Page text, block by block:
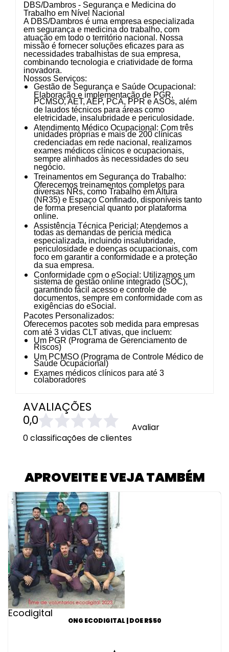
DBS/Dambros - Segurança e Medicina do
Trabalho em Nível Nacional
A DBS/Dambros é uma empresa especializada
em segurança e medicina do trabalho, com
atuação em todo o território nacional. Nossa
missão é fornecer soluções eficazes para as
necessidades trabalhistas de sua empresa,
combinando tecnologia e criatividade de forma
inovadora.
Nossos Serviços:
Gestão de Segurança e Saúde Ocupacional:
Elaboração e implementação de PGR,
PCMSO, AET, AEP, PCA, PPR e ASOs, além
de laudos técnicos para áreas como
eletricidade, insalubridade e periculosidade.
Atendimento Médico Ocupacional: Com três
unidades próprias e mais de 200 clínicas
credenciadas em rede nacional, realizamos
exames médicos clínicos e ocupacionais,
sempre alinhados às necessidades do seu
negócio.
Treinamentos em Segurança do Trabalho:
Oferecemos treinamentos completos para
diversas NRs, como Trabalho em Altura
(NR35) e Espaço Confinado, disponíveis tanto
de forma presencial quanto por plataforma
online.
Assistência Técnica Pericial: Atendemos a
todas as demandas de perícia médica
especializada, incluindo insalubridade,
periculosidade e doenças ocupacionais, com
foco em garantir a conformidade e a proteção
da sua empresa.
Conformidade com o eSocial: Utilizamos um
sistema de gestão online integrado (SOC),
garantindo fácil acesso e controle de
documentos, sempre em conformidade com as
exigências do eSocial.
Pacotes Personalizados:
Oferecemos pacotes sob medida para empresas
com até 3 vidas CLT ativas, que incluem:
Um PGR (Programa de Gerenciamento de
Riscos)
Um PCMSO (Programa de Controle Médico de
Saúde Ocupacional)
Exames médicos clínicos para até 3
colaboradores
AVALIAÇÕES
0,0
0 classificações de clientes
Avaliar
APROVEITE E VEJA TAMBÉM
Ecodigital
ONG ECODIGITAL | DOE R$50